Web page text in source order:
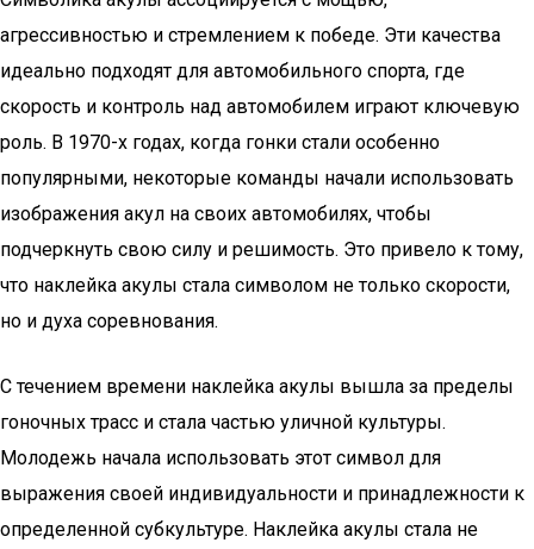
агрессивностью и стремлением к победе. Эти качества
идеально подходят для автомобильного спорта, где
скорость и контроль над автомобилем играют ключевую
роль. В 1970-х годах, когда гонки стали особенно
популярными, некоторые команды начали использовать
изображения акул на своих автомобилях, чтобы
подчеркнуть свою силу и решимость. Это привело к тому,
что наклейка акулы стала символом не только скорости,
но и духа соревнования.
С течением времени наклейка акулы вышла за пределы
гоночных трасс и стала частью уличной культуры.
Молодежь начала использовать этот символ для
выражения своей индивидуальности и принадлежности к
определенной субкультуре. Наклейка акулы стала не